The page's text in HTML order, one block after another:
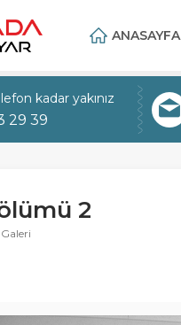
ANASAYFA
kadar yakınız
29 39
2